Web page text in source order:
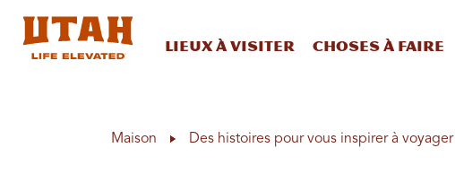
Lieux à visiter Choses à faire
Maison Des histoires pour vous inspirer à voyager